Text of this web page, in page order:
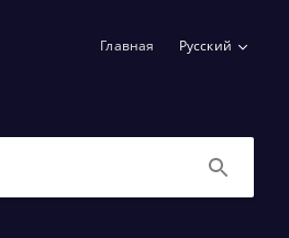
Главная Русский